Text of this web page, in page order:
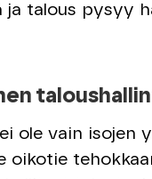
talous pysyy
ole vain isojen
oikotie